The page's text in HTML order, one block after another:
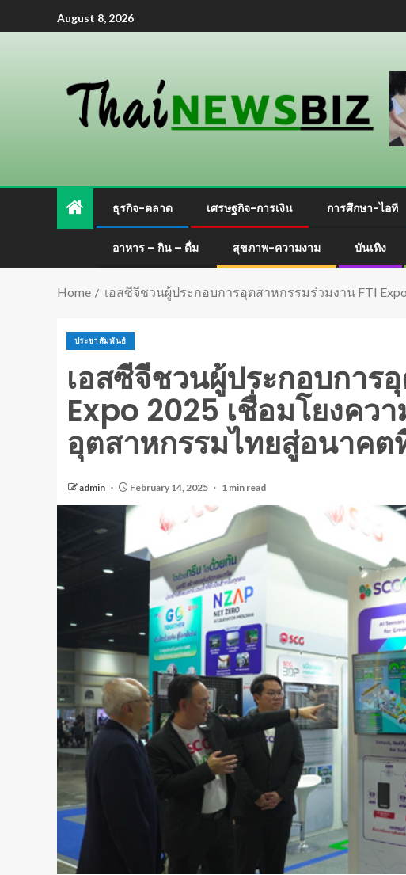
August 8, 2026
ธุรกิจ-ตลาด เศรษฐกิจ-การเงิน การศึกษา-ไอที
อาหาร – กิน – ดื่ม สุขภาพ-ความงาม บันเทิง
Home เอสซีจีชวนผู้ประกอบการอุตสาหกรรมร่วมงาน FTI
ประชาสัมพันธ์
เอสซีจีชวนผู้ประกอบการ
Expo 2025 เชื่อมโยงคว
อุตสาหกรรมไทยสู่อนาคต
admin February 14, 2025 1 min read